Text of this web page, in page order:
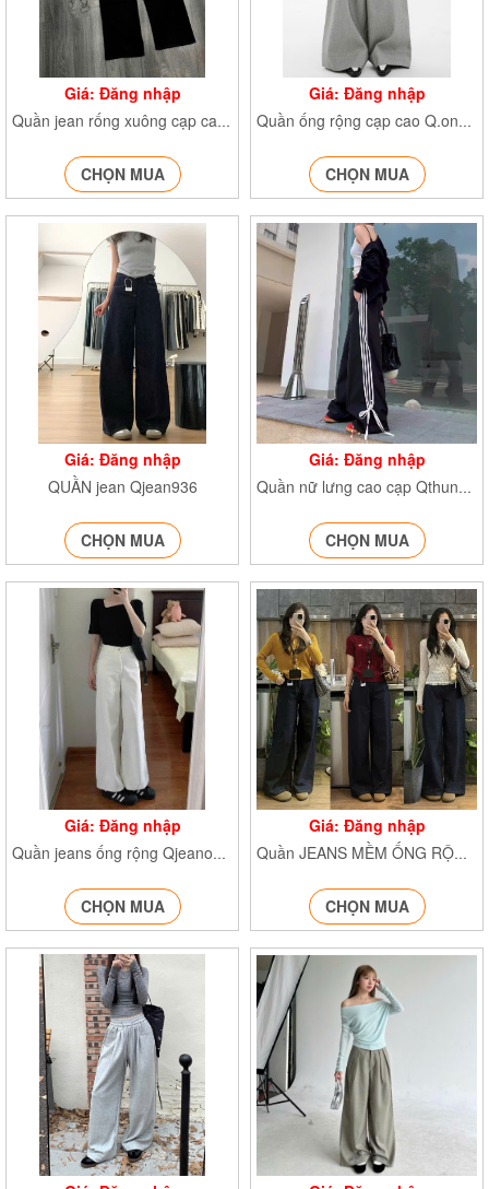
Giá: Đăng nhập
Quần jean rống xuông cạp cao QJeancapcao7728
CHỌN MUA
Giá: Đăng nhập
Quần ống rộng cạp cao Q.ongrong389
CHỌN MUA
Giá: Đăng nhập
QUẦN jean Qjean936
CHỌN MUA
Giá: Đăng nhập
Quần nữ lưng cao cạp Qthunbonsoc362
CHỌN MUA
Giá: Đăng nhập
Quần jeans ống rộng Qjeanongloe6222
CHỌN MUA
Giá: Đăng nhập
Quần JEANS MỀM ỐNG RỘNG Jean1112
CHỌN MUA